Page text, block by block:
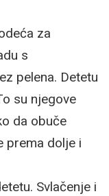
za
s
pelena. Detetu
su njegove
da obuče
prema dolje i
Svlačenje i